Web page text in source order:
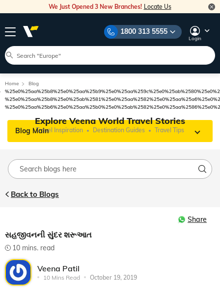
We Just Opened 3 New Branches! Locate Us
1800 313 5555
Login
Home
Blog
Explore Veena World Travel Stories
Travel Inspiration Destination Guides Travel Tips
Blog Main
Back to Blogs
Share
સહજીવનની સુંદર શરૂઆત
10 mins. read
Veena Patil
10 Mins Read October 19, 2019